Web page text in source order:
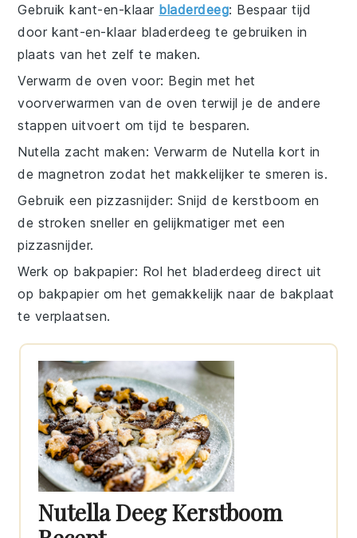
Gebruik kant-en-klaar bladerdeeg: Bespaar tijd
door kant-en-klaar bladerdeeg te gebruiken in
plaats van het zelf te maken.
Verwarm de oven voor: Begin met het
voorverwarmen van de oven terwijl je de andere
stappen uitvoert om tijd te besparen.
Nutella zacht maken: Verwarm de Nutella kort in
de magnetron zodat het makkelijker te smeren is.
Gebruik een pizzasnijder: Snijd de kerstboom en
de stroken sneller en gelijkmatiger met een
pizzasnijder.
Werk op bakpapier: Rol het bladerdeeg direct uit
op bakpapier om het gemakkelijk naar de bakplaat
te verplaatsen.
Nutella Deeg Kerstboom